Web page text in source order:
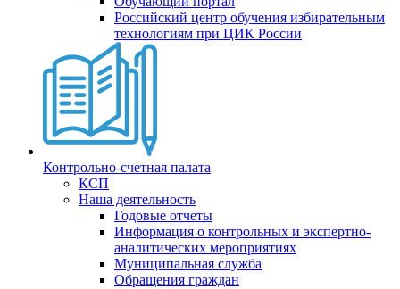
Российский центр обучения избирательным
технологиям при ЦИК России
Контрольно-счетная палата
КСП
Наша деятельность
Годовые отчеты
Информация о контрольных и экспертно-
аналитических мероприятиях
Муниципальная служба
Обращения граждан